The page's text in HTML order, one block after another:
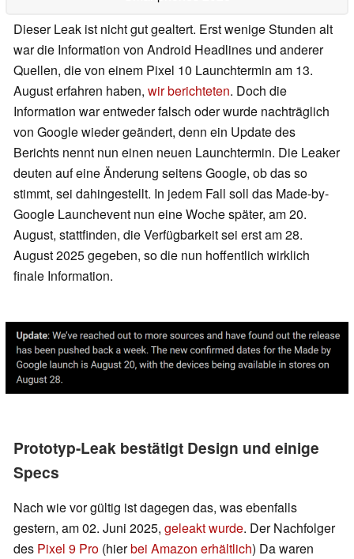
Dieser Leak ist nicht gut gealtert. Erst wenige Stunden alt
war die Information von Android Headlines und anderer
Quellen, die von einem Pixel 10 Launchtermin am 13.
August erfahren haben, wir berichteten. Doch die
Information war entweder falsch oder wurde nachträglich
von Google wieder geändert, denn ein Update des
Berichts nennt nun einen neuen Launchtermin. Die Leaker
deuten auf eine Änderung seitens Google, ob das so
stimmt, sei dahingestellt. In jedem Fall soll das Made-by-
Google Launchevent nun eine Woche später, am 20.
August, stattfinden, die Verfügbarkeit sei erst am 28.
August 2025 gegeben, so die nun hoffentlich wirklich
finale Information.
Prototyp-Leak bestätigt Design und einige
Specs
Nach wie vor gültig ist dagegen das, was ebenfalls
gestern, am 02. Juni 2025, geleakt wurde. Der Nachfolger
des Pixel 9 Pro (hierbei Amazon erhältlich) Da waren